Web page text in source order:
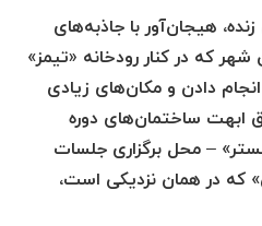
هیجان‌آور با جاذبه‌های
که در کنار رودخانه «تیمز»
انجام دادن و مکان‌های زیادی
ابهت ساختمان‌های دوره
– محل برگزاری جلسات
در همان نزدیکی است،